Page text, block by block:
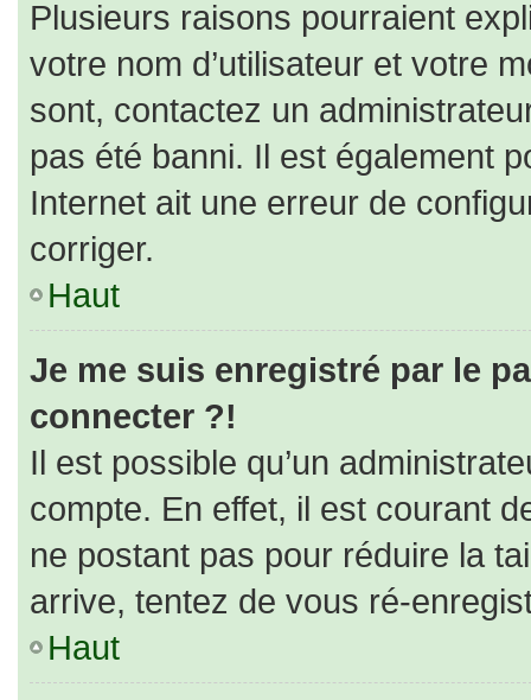
Plusieurs raisons pourraient
votre nom d’utilisateur et votre
sont, contactez un
pas été banni. Il est également
Internet ait une erreur de
corriger.
Haut
Je me suis enregistré par le
connecter ?!
Il est possible qu’un
compte. En effet, il est courant
ne postant pas pour réduire la
arrive, tentez de vous ré-
Haut